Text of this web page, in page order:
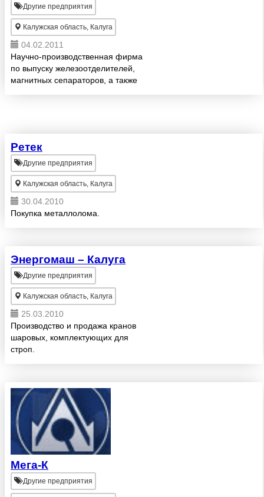
Другие предприятия
Калужская область, Калуга
04.02.2011
Научно-производственная фирма
по выпуску железоотделителей,
магнитных сепараторов, а также
Ретек
Другие предприятия
Калужская область, Калуга
30.04.2010
Покупка металлолома.
Энергомаш – Калуга
Другие предприятия
Калужская область, Калуга
25.03.2010
Производство и продажа кранов
шаровых, комплектующих для
строп.
Мега-К
Другие предприятия